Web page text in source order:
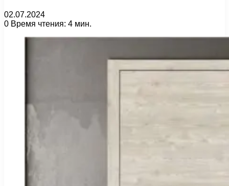
02.07.2024
0 Время чтения: 4 мин.